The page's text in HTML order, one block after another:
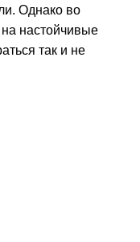
Однако во
настойчивые
так и не